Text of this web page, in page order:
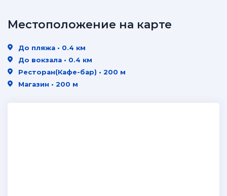
Местоположение на карте
До пляжа • 0.4 км
До вокзала • 0.4 км
Ресторан(Кафе-бар) • 200 м
Магазин • 200 м